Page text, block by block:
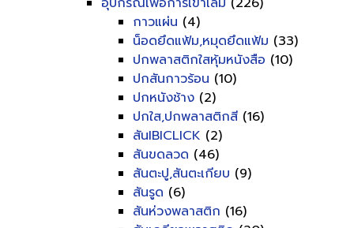
กาวแผ่น (4)
น็อดยึดแฟ้ม,หมุดยึดแฟ้ม (33)
ปกพลาสติกใสหุ้มหนังสือ (10)
ปกสันกาวร้อน (10)
ปกหนังช้าง (2)
ปกใส,ปกพลาสติกสี (16)
สันIBICLICK (2)
สันขดลวด (46)
สันตะปู,สันตะเกียบ (9)
สันรูด (6)
สันห่วงพลาสติก (16)